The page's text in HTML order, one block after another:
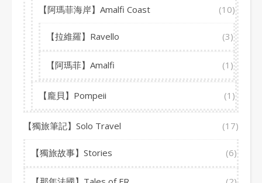
【阿瑪菲海岸】Amalfi Coast (10)
【拉維羅】Ravello (3)
【阿瑪菲】Amalfi (1)
【龐貝】Pompeii (1)
【獨旅筆記】Solo Travel (17)
【獨旅故事】Stories (6)